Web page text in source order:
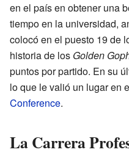
en el país en obtener una
tiempo en la universidad,
colocó en el puesto 19 de
historia de los Golden
puntos por partido. En su
lo que le valió un lugar en
Conference.
La Carrera